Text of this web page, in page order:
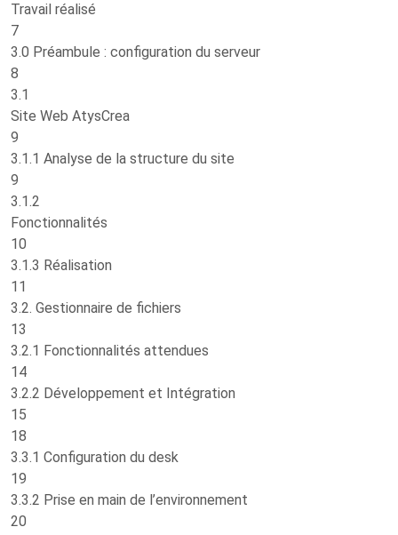
Travail réalisé
7
3.0 Préambule : configuration du serveur
8
3.1
Site Web AtysCrea
9
3.1.1 Analyse de la structure du site
9
3.1.2
Fonctionnalités
10
3.1.3 Réalisation
11
3.2. Gestionnaire de fichiers
13
3.2.1 Fonctionnalités attendues
14
3.2.2 Développement et Intégration
15
18
3.3.1 Configuration du desk
19
3.3.2 Prise en main de l’environnement
20